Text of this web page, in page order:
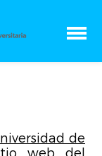
de
web del